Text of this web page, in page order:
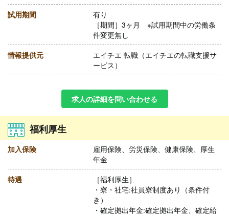
試用期間
有り
［期間］3ヶ月 ※試用期間中の労働条
件変更無し
情報提供元
エイチエ 転職（エイチエの転職支援サ
ービス）
求人の詳細を問い合わせる
福利厚生
加入保険
雇用保険、労災保険、健康保険、厚生
年金
待遇
［福利厚生］
・寮・社宅:社員寮制度あり（条件付
き）
・確定拠出年金:確定拠出年金、確定給